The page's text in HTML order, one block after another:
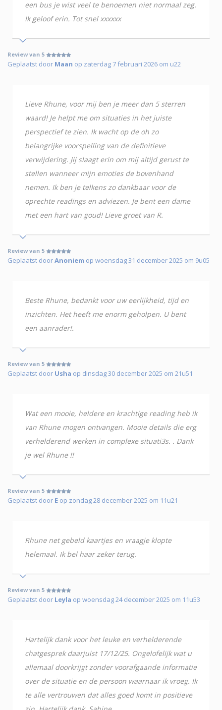
een bus je wist veel te benoemen niet normaal zeg.
Ik geloof erin. Tot snel xxxxxx
Review van 5
Geplaatst door Maan op zaterdag 7 februari 2026 om u22
Lieve Rhune, voor mij ben je meer dan 5 sterren
waard! Je helpt me om situaties in het juiste
perspectief te zien. Ik wacht op de oh zo
belangrijke voorspelling van de definitieve
verwijdering. Jij slaagt erin om mij altijd gerust te
stellen wanneer mijn emoties de bovenhand
nemen. Ik ben je telkens zo dankbaar voor de
oprechte readings en adviezen. Je bent een dame
met een hart van goud! Lieve groet van R.
Review van 5
Geplaatst doorAnoniem op woensdag 31 december 2025 om 9u05
Beste Rhune, bedankt voor uw eerlijkheid, tijd en
inzichten. Het heeft me enorm geholpen. U bent
een aanrader!.
Review van 5
Geplaatst door Usha op dinsdag 30 december 2025 om 21u51
Wat een mooie, heldere en krachtige reading heb ik
van Rhune mogen ontvangen. Mooie details die erg
verhelderend werken in complexe situati3s. . Dank
je wel Rhune !!
Review van 5
Geplaatst door E op zondag 28 december 2025 om 11u21
Rhune net gebeld kaartjes en vraagje klopte
helemaal. Ik bel haar zeker terug.
Review van 5
Geplaatst door Leyla op woensdag 24 december 2025 om 11u53
Hartelijk dank voor het leuke en verhelderende
chatgesprek daarjuist 17/12/25. Ongelofelijk wat u
allemaal doorkrijgt zonder voorafgaande informatie
over de situatie en de persoon waarnaar ik vroeg. Ik
te alle vertrouwen dat alles goed komt in positieve